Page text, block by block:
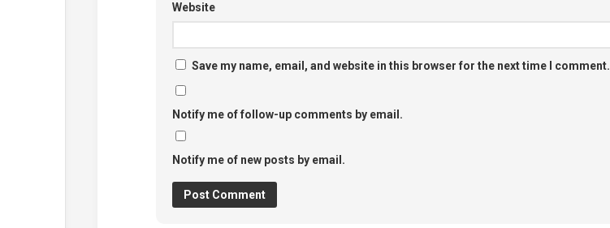
Website
Save my name, email, and website in this browser for the next time I comment.
Notify me of follow-up comments by email.
Notify me of new posts by email.